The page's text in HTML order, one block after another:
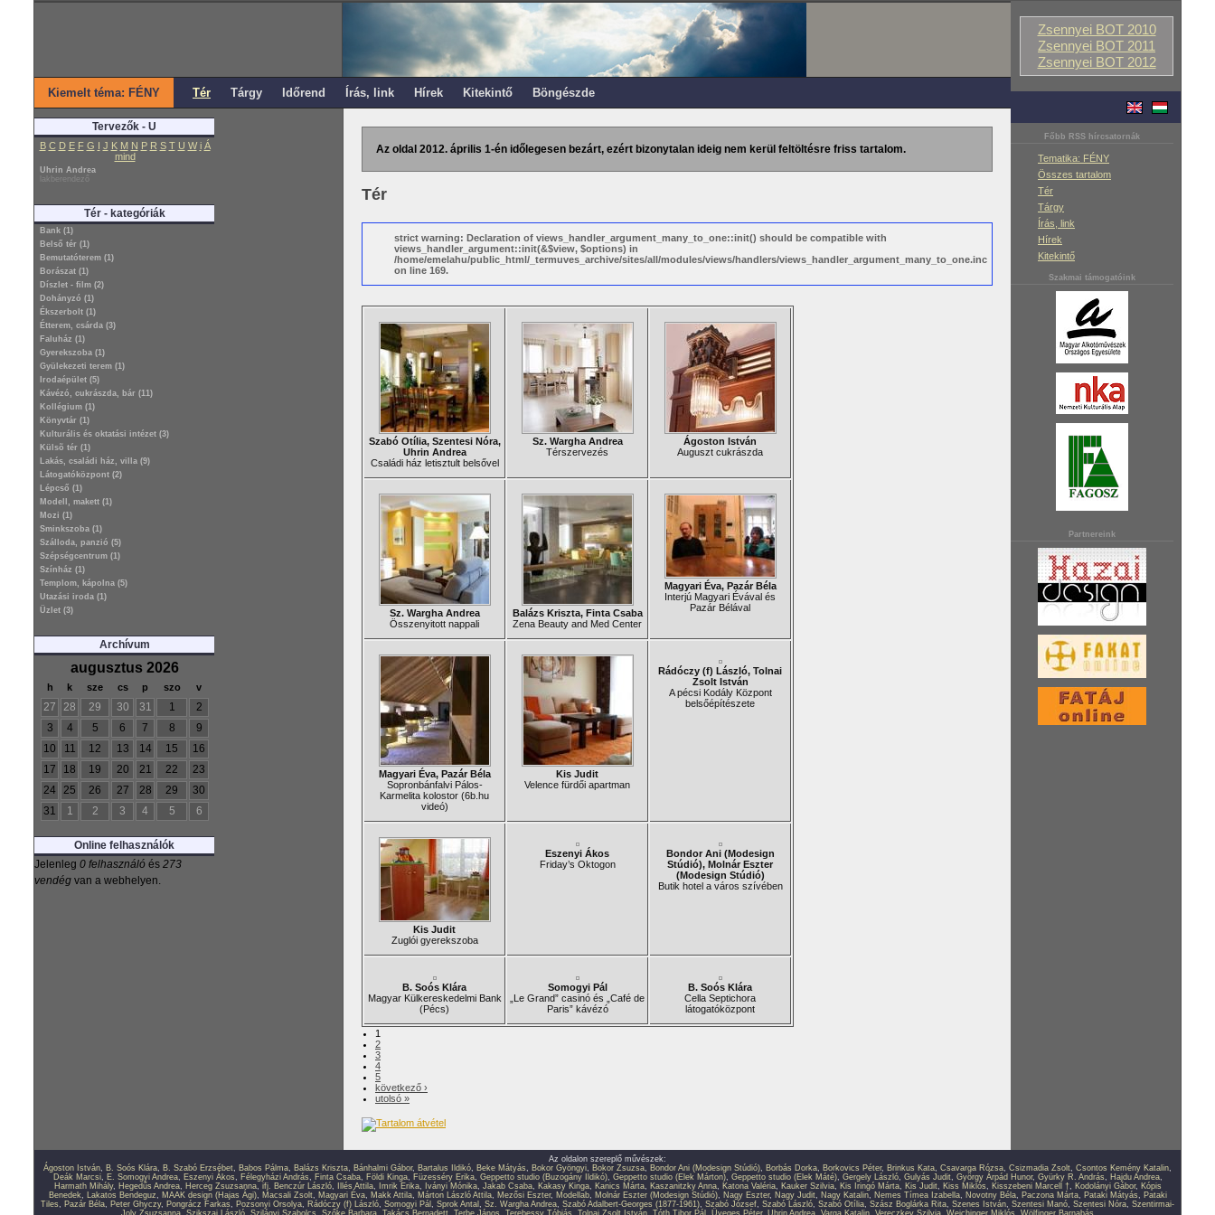
Zsennyei BOT 2010
Zsennyei BOT 2011
Zsennyei BOT 2012
Főbb RSS hírcsatornák
Tematika: FÉNY
Összes tartalom
Tér
Tárgy
Írás, link
Hírek
Kitekintő
Szakmai támogatóink
Partnereink
Kiemelt téma: FÉNY Tér Tárgy Időrend Írás, link Hírek Kitekintő Böngészde
Tervezők - U
B C D E F G I J K M N P R S T U W i Á
mind
Uhrin Andrea
lakberendező
Tér - kategóriák
Bank (1)
Belső tér (1)
Bemutatóterem (1)
Borászat (1)
Díszlet - film (2)
Dohányzó (1)
Ékszerbolt (1)
Étterem, csárda (3)
Faluház (1)
Gyerekszoba (1)
Gyülekezeti terem (1)
Irodaépület (5)
Kávézó, cukrászda, bár (11)
Kollégium (1)
Könyvtár (1)
Kulturális és oktatási intézet (3)
Külsõ tér (1)
Lakás, családi ház, villa (9)
Látogatóközpont (2)
Lépcső (1)
Modell, makett (1)
Mozi (1)
Sminkszoba (1)
Szálloda, panzió (5)
Szépségcentrum (1)
Színház (1)
Templom, kápolna (5)
Utazási iroda (1)
Üzlet (3)
Archívum
augusztus 2026
h k sze cs p szo v
27 28 29 30 31 1
2
3
4 5 6 7 8
9
10
11 12 13 14 15
16
17
18 19 20 21 22
23
24
25 26 27 28 29
30
31
1 2 3 4 5 6
Online felhasználók
Jelenleg 0 felhasználó és 273
vendég van a webhelyen.
Az oldal 2012. április 1-én időlegesen bezárt, ezért bizonytalan ideig nem kerül feltöltésre friss tartalom.
Tér
strict warning: Declaration of views_handler_argument_many_to_one::init() should be compatible with
views_handler_argument::init(&$view, $options) in
/home/emelahu/public_html/_termuves_archive/sites/all/modules/views/handlers/views_handler_argument_many_to_one.inc
on line 169.
Szabó Otília, Szentesi Nóra,
Uhrin Andrea
Családi ház letisztult belsővel
Sz. Wargha Andrea
Térszervezés
Ágoston István
Auguszt cukrászda
Sz. Wargha Andrea
Összenyitott nappali
Balázs Kriszta, Finta Csaba
Zena Beauty and Med Center
Magyari Éva, Pazár Béla
Interjú Magyari Évával és
Pazár Bélával
Magyari Éva, Pazár Béla
Sopronbánfalvi Pálos-
Karmelita kolostor (6b.hu
videó)
Kis Judit
Velence fürdői apartman
Rádóczy (f) László, Tolnai
Zsolt István
A pécsi Kodály Központ
belsőépítészete
Kis Judit
Zuglói gyerekszoba
Eszenyi Ákos
Friday’s Oktogon
Bondor Ani (Modesign
Stúdió), Molnár Eszter
(Modesign Stúdió)
Butik hotel a város szívében
B. Soós Klára
Magyar Külkereskedelmi Bank
(Pécs)
Somogyi Pál
„Le Grand” casinó és „Café de
Paris” kávézó
B. Soós Klára
Cella Septichora
látogatóközpont
1
2
3
4
5
következő ›
utolsó »
Az oldalon szereplő művészek:
Ágoston István, B. Soós Klára, B. Szabó Erzsébet, Babos Pálma, Balázs Kriszta, Bánhalmi Gábor, Bartalus Ildikó, Beke Mátyás, Bokor Gyöngyi, Bokor Zsuzsa, Bondor Ani (Modesign Stúdió), Borbás Dorka, Borkovics Péter, Brinkus Kata, Csavarga Rózsa, Csizmadia Zsolt, Csontos Kemény Katalin,
Deák Marcsi, E. Somogyi Andrea, Eszenyi Ákos, Félegyházi András, Finta Csaba, Földi Kinga, Füzesséry Erika, Geppetto studio (Buzogány Ildikó), Geppetto studio (Elek Márton), Geppetto studio (Elek Máté), Gergely László, Gulyás Judit, György Árpád Hunor, Gyürky R. András, Hajdu Andrea,
Harmath Mihály, Hegedűs Andrea, Herceg Zsuzsanna, ifj. Benczúr László, Illés Attila, Imrik Erika, Iványi Mónika, Jakab Csaba, Kakasy Kinga, Kanics Márta, Kaszanitzky Anna, Katona Valéria, Kauker Szilvia, Kis Iringó Márta, Kis Judit, Kiss Miklós, Kisszebeni Marcell †, Kodolányi Gábor, Kópis
Benedek, Lakatos Bendeguz, MAAK design (Hajas Ági), Macsali Zsolt, Magyari Éva, Makk Attila, Márton László Attila, Mezősi Eszter, Modellab, Molnár Eszter (Modesign Stúdió), Nagy Eszter, Nagy Judit, Nagy Katalin, Nemes Tímea Izabella, Novotny Béla, Paczona Márta, Pataki Mátyás, Pataki
Tiles, Pazár Béla, Peter Ghyczy, Pongrácz Farkas, Pozsonyi Orsolya, Rádóczy (f) László, Somogyi Pál , Sprok Antal , Sz. Wargha Andrea, Szabó Adalbert-Georges (1877-1961), Szabó József, Szabó László, Szabó Otília, Szász Boglárka Rita, Szenes István, Szentesi Manó, Szentesi Nóra, Szentirmai-
Joly Zsuzsanna Szikszai László Szilágyi Szabolcs Szőke Barbara Takács Bernadett Terbe János Terebessy Tóbiás Tolnai Zsolt István Tóth Tibor Pál Üveges Péter, Uhrin Andrea Varga Katalin Vereczkey Szilvia Weichinger Miklós Wölfinger Barnabás